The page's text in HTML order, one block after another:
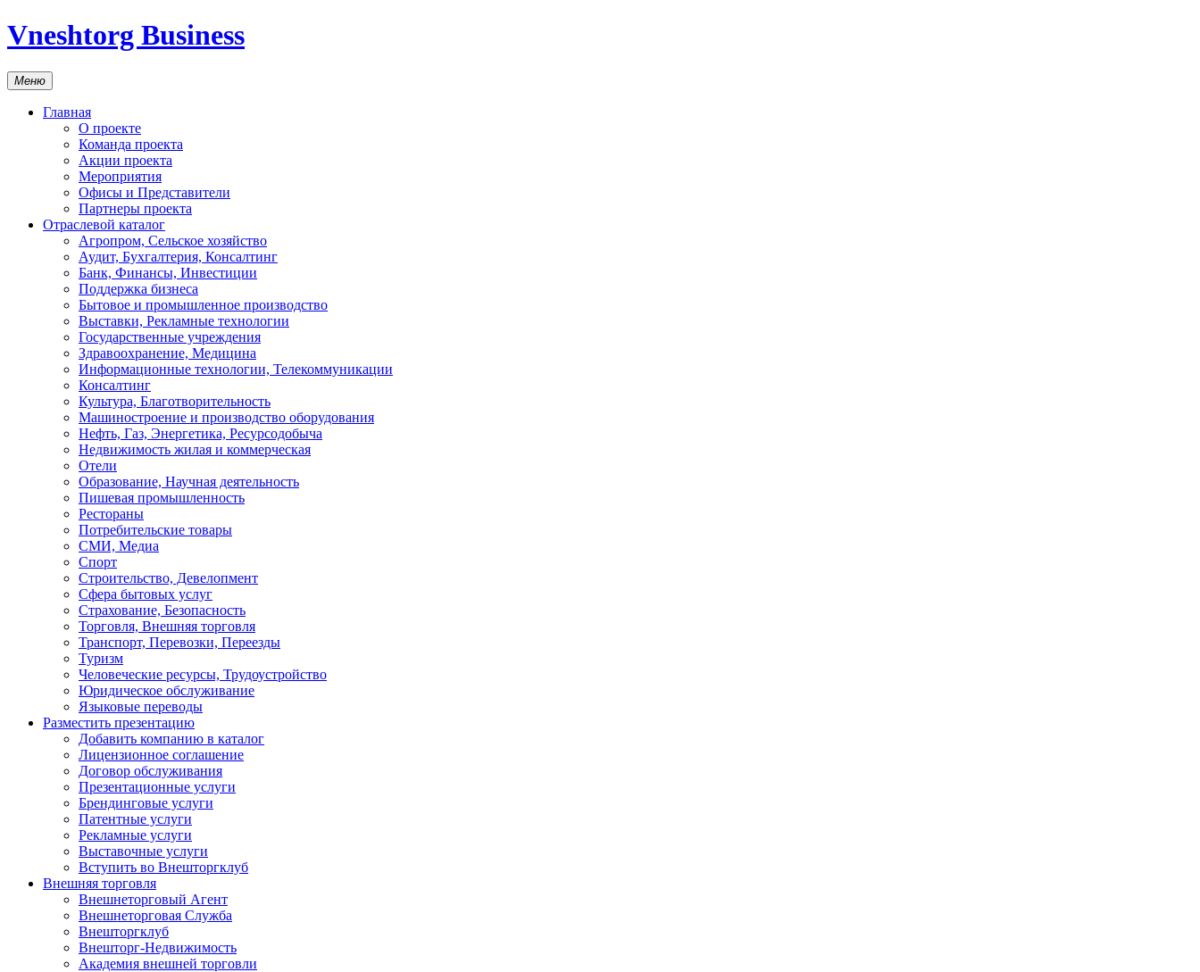
Vneshtorg Business
Меню
Главная
О проекте
Команда проекта
Акции проекта
Мероприятия
Офисы и Представители
Партнеры проекта
Отраслевой каталог
Агропром, Сельское хозяйство
Аудит, Бухгалтерия, Консалтинг
Банк, Финансы, Инвестиции
Поддержка бизнеса
Бытовое и промышленное производство
Выставки, Рекламные технологии
Государственные учреждения
Здравоохранение, Медицина
Информационные технологии, Телекоммуникации
Консалтинг
Культура, Благотворительность
Машиностроение и производство оборудования
Нефть, Газ, Энергетика, Ресурсодобыча
Недвижимость жилая и коммерческая
Отели
Образование, Научная деятельность
Пишевая промышленность
Рестораны
Потребительские товары
СМИ, Медиа
Спорт
Строительство, Девелопмент
Сфера бытовых услуг
Страхование, Безопасность
Торговля, Внешняя торговля
Транспорт, Перевозки, Переезды
Туризм
Человеческие ресурсы, Трудоустройство
Юридическое обслуживание
Языковые переводы
Разместить презентацию
Добавить компанию в каталог
Лицензионное соглашение
Договор обслуживания
Презентационные услуги
Брендинговые услуги
Патентные услуги
Рекламные услуги
Выставочные услуги
Вступить во Внешторгклуб
Внешняя торговля
Внешнеторговый Агент
Внешнеторговая Служба
Внешторгклуб
Внешторг-Недвижимость
Академия внешней торговли